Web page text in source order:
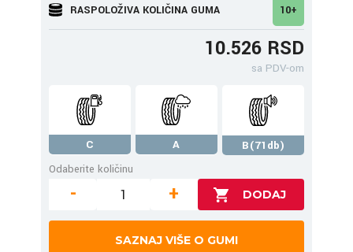
RASPOLOŽIVA KOLIČINA GUMA 10+
10.526 RSD
sa PDV-om
C A
B(71db)
Odaberite količinu
- +
SAZNAJ VIŠE O GUMI